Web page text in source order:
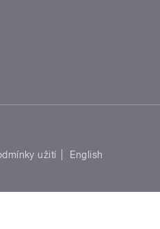
užití
English